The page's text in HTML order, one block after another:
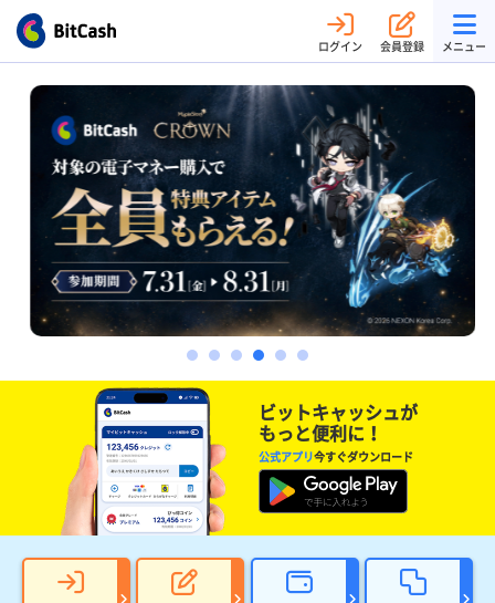
ログイン 会員登録 メニュー
ビットキャッシュが
もっと便利に！
公式アプリ今すぐダウンロード